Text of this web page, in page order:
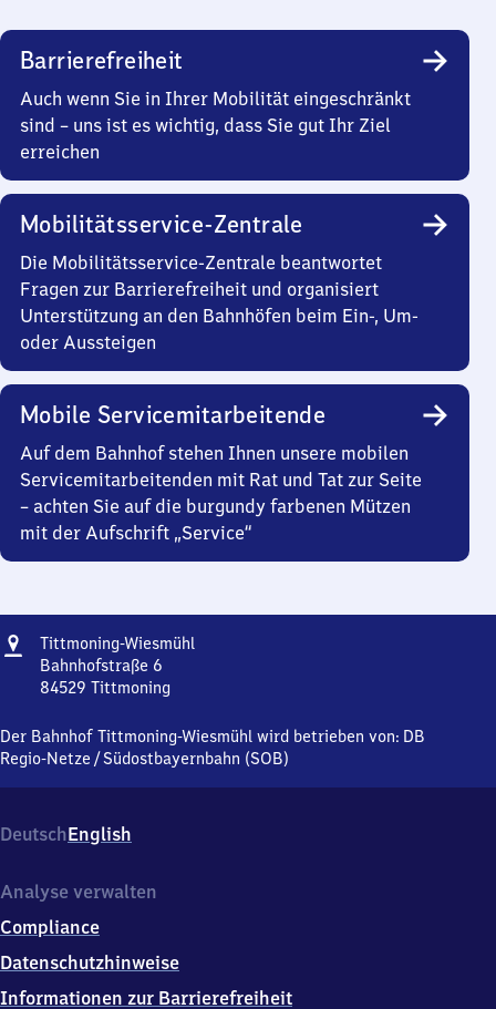
Barrierefreiheit
Auch wenn Sie in Ihrer Mobilität eingeschränkt
sind – uns ist es wichtig, dass Sie gut Ihr Ziel
erreichen
Mobilitätsservice-Zentrale
Die Mobilitätsservice-Zentrale beantwortet
Fragen zur Barrierefreiheit und organisiert
Unterstützung an den Bahnhöfen beim Ein-, Um-
oder Aussteigen
Mobile Servicemitarbeitende
Auf dem Bahnhof stehen Ihnen unsere mobilen
Servicemitarbeitenden mit Rat und Tat zur Seite
– achten Sie auf die burgundy farbenen Mützen
mit der Aufschrift „Service“
Adresse
Tittmoning-Wiesmühl
Bahnhofstraße 6
84529 Tittmoning
Wiesmühl,
Bahnhofstraße
5
9
Tittmoning
Der Bahnhof Tittmoning-Wiesmühl wird betrieben von: DB
Regio-Netze /Südostbayernbahn (SOB)
DeutschEnglish
Analyse verwalten
Compliance
Datenschutzhinweise
Informationen zur Barrierefreiheit